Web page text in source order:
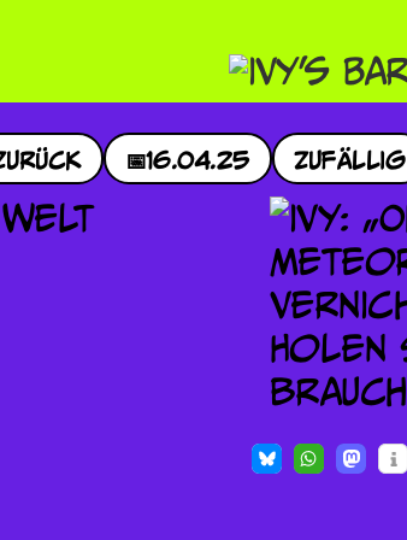
📅16.04.25 Zufällig